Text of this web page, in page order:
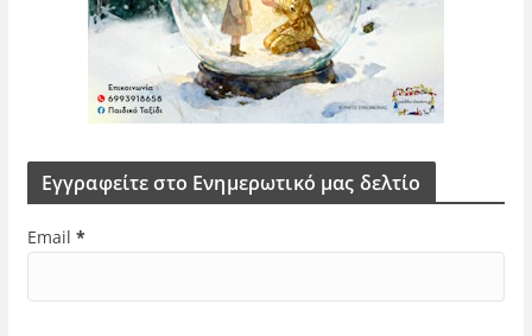
Εγγραφείτε στο Ενημερωτικό μας δελτίο
Email *